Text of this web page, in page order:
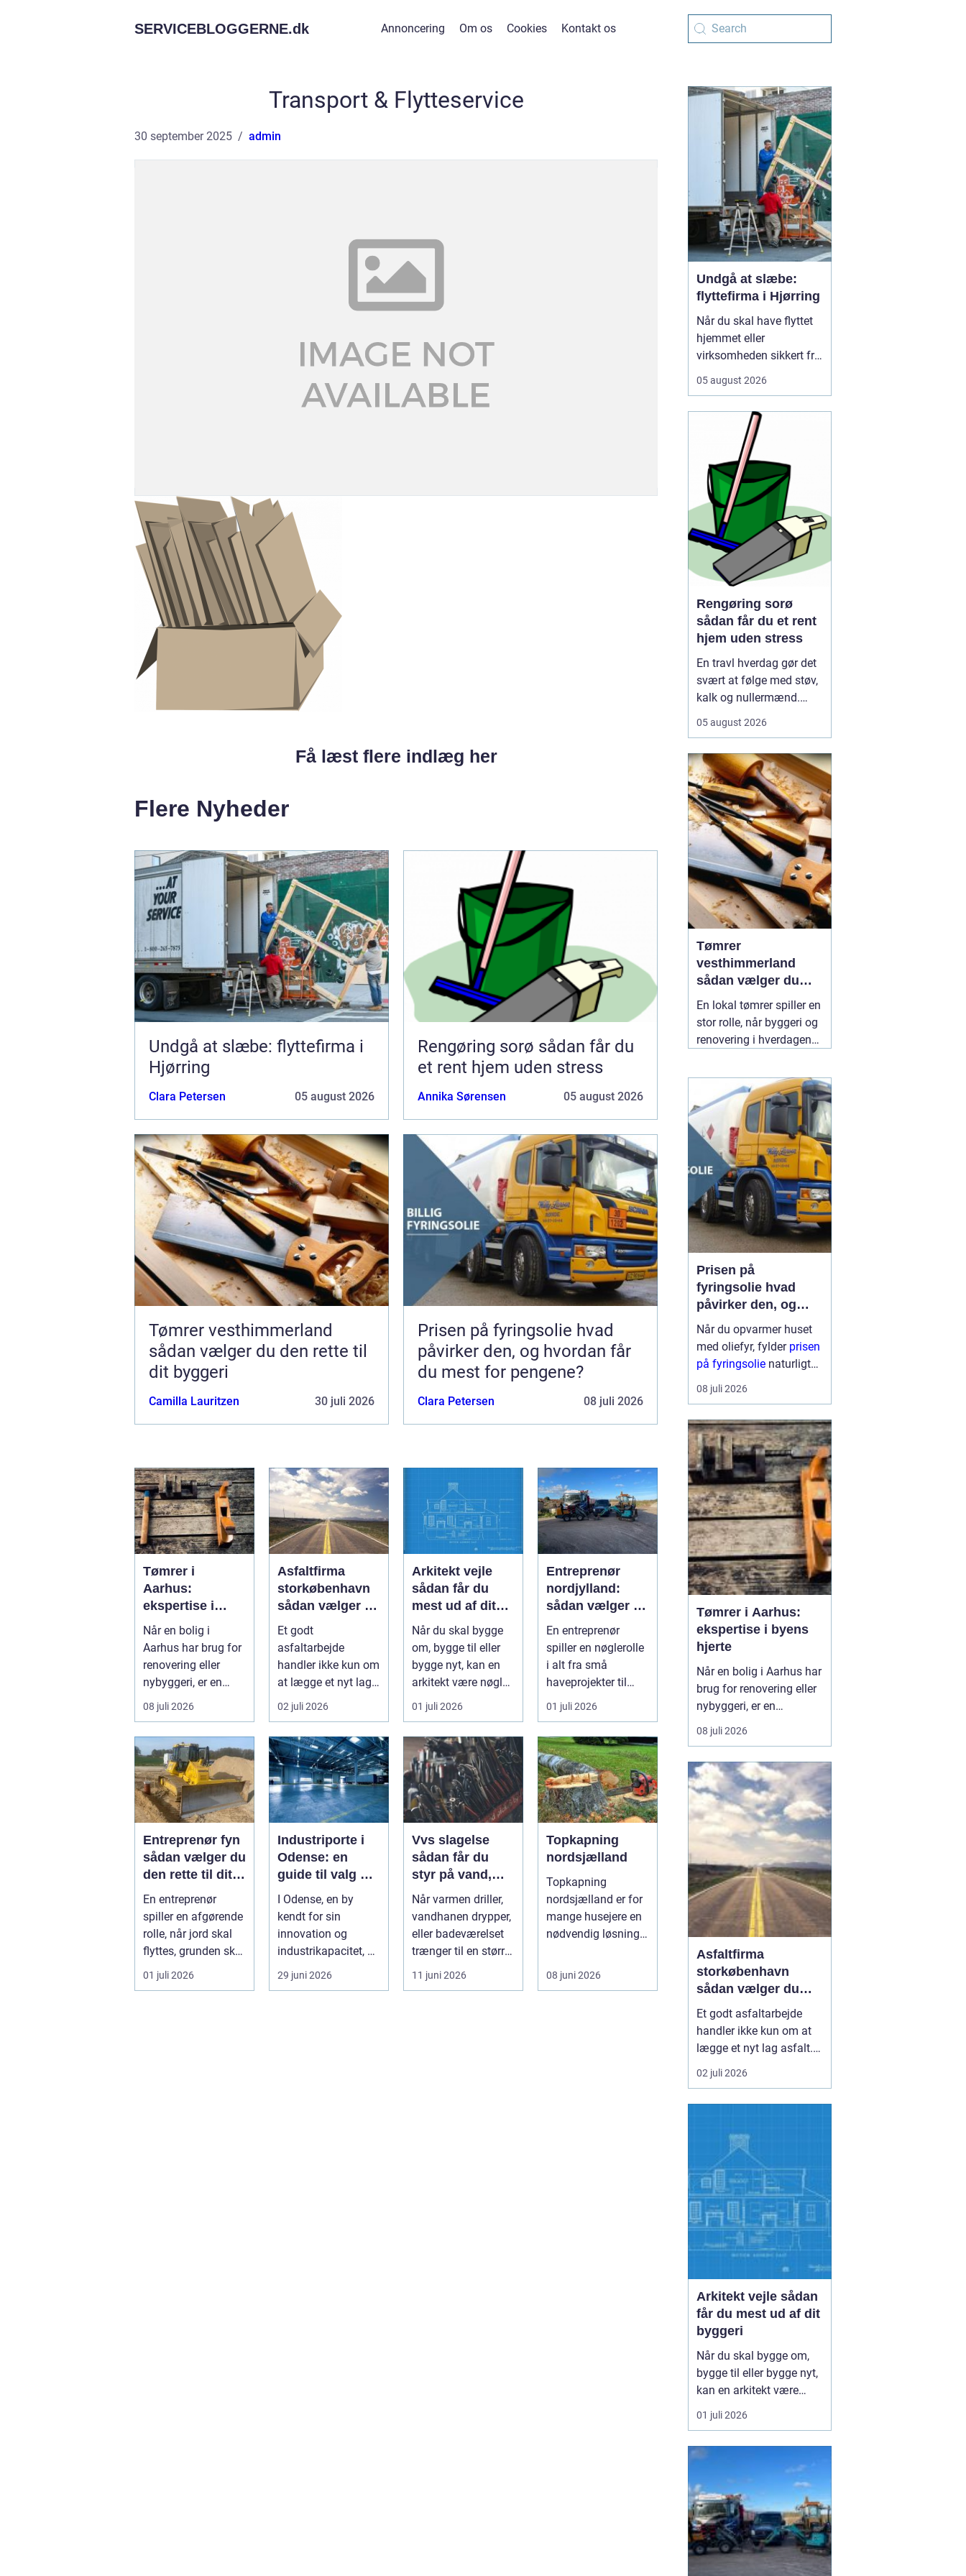
SERVICEBLOGGERNE.dk Annoncering Om os Cookies Kontakt os
Transport & Flytteservice
30 september 2025 admin
Få læst flere indlæg her
Flere Nyheder
Undgå at slæbe: flyttefirma i
Hjørring
Clara Petersen 05 august 2026
Rengøring sorø sådan får du
et rent hjem uden stress
Annika Sørensen 05 august 2026
Tømrer vesthimmerland
sådan vælger du den rette til
dit byggeri
Camilla Lauritzen 30 juli 2026
Prisen på fyringsolie hvad
påvirker den, og hvordan får
du mest for pengene?
Clara Petersen 08 juli 2026
Tømrer i
Aarhus:
ekspertise i
byens hjerte
Når en bolig i
Aarhus har brug for
renovering eller
nybyggeri, er en
kompetent tømrer
u...
08 juli 2026
Asfaltfirma
storkøbenhavn
sådan vælger du
den rette
samarbejdspart
ner
Et godt
asfaltarbejde
handler ikke kun om
at lægge et nyt lag
asfalt. Det handler
også om
planlægnin...
02 juli 2026
Arkitekt vejle
sådan får du
mest ud af dit
byggeri
Når du skal bygge
om, bygge til eller
bygge nyt, kan en
arkitekt være nøglen
til et flot resultat, d...
01 juli 2026
Entreprenør
nordjylland:
sådan vælger du
den rette
samarbejdspart
ner til dit
byggeri
En entreprenør
spiller en nøglerolle
i alt fra små
haveprojekter til
større byggerier. I
Nordjylland...
01 juli 2026
Entreprenør fyn
sådan vælger du
den rette til dit
projekt
En entreprenør
spiller en afgørende
rolle, når jord skal
flyttes, grunden skal
klargøres, eller der ...
01 juli 2026
Industriporte i
Odense: en
guide til valg og
installation
I Odense, en by
kendt for sin
innovation og
industrikapacitet, er
valget af den rette
industriport a...
29 juni 2026
Vvs slagelse
sådan får du
styr på vand,
varme og energi
i din bolig
Når varmen driller,
vandhanen drypper,
eller badeværelset
trænger til en større
renovering, er en
dy...
11 juni 2026
Topkapning
nordsjælland
Topkapning
nordsjælland er for
mange husejere en
nødvendig løsning,
skaber mørke, ut...
08 juni 2026
Undgå at slæbe:
flyttefirma i Hjørring
Når du skal have flyttet
hjemmet eller
virksomheden sikkert fra
i dag et professionelt
for stress, tunge løft og
tidskrævende
planlægning. Mange
opdager først, hv...
05 august 2026
Rengøring sorø
sådan får du et rent
hjem uden stress
En travl hverdag gør det
svært at følge med støv,
kalk og nullermænd.
rengøring glider nederst
det betyder mere rod og
mindre ro.Professionel
rengøring Sorø
handler<...
05 august 2026
Tømrer
vesthimmerland
sådan vælger du
den rette til dit
byggeri
En lokal tømrer spiller en
stor rolle, når byggeri og
renovering i hverdagen
område som
Vesthimmerland, hvor
både klima, landbrug og
ældre bygninger stiller
særlige krav til
materialer og håndværk.
En30 juli 2026
Prisen på
fyringsolie hvad
påvirker den, og
hvordan får du mest
for pengene?
Når du opvarmer huset
med oliefyr, fylder prisen
på fyringsolie naturligt
meget i budgettet.
Mange oplever, at
år til år og nogle gange
fra uge til uge. Derfor
giver det god...
08 juli 2026
Tømrer i Aarhus:
ekspertise i byens
hjerte
Når en bolig i Aarhus har
brug for renovering eller
nybyggeri, er en
kompetent tømrer
uundværlig. Aarhus'
kræver erfarne fagfolk,
der kan håndtere alt fra
tagkonstruktioner til
specialiserede tr&ael...
08 juli 2026
Asfaltfirma
storkøbenhavn
sådan vælger du
den rette
samarbejdspartner
Et godt asfaltarbejde
handler ikke kun om at
lægge et nyt lag asfalt.
Det handler også om
planlægning, tidsfrister,
Storkøbenhavn er
kravene til et asfaltfirma
høje. Trafikken er tung,
projekterne li...
02 juli 2026
Arkitekt vejle sådan
får du mest ud af dit
byggeri
Når du skal bygge om,
bygge til eller bygge nyt,
kan en arkitekt være
nøglen til et flot resultat,
der også fungerer i
omegn er interessen for
godt byggeri vokset
markant de seneste år,
og mange drømmer om
hjem, der både tager h...
01 juli 2026